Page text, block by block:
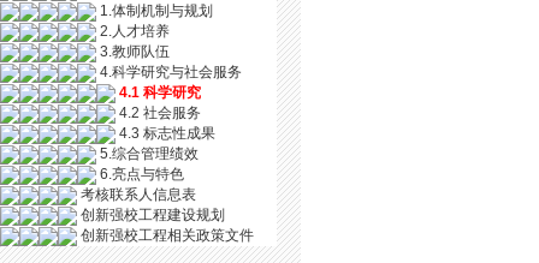
1.体制机制与规划
2.人才培养
3.教师队伍
4.科学研究与社会服务
4.1 科学研究
4.2 社会服务
4.3 标志性成果
5.综合管理绩效
6.亮点与特色
考核联系人信息表
创新强校工程建设规划
创新强校工程相关政策文件